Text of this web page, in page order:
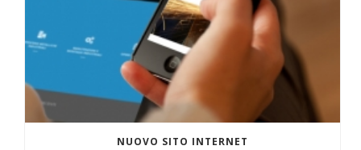
NUOVO SITO INTERNET